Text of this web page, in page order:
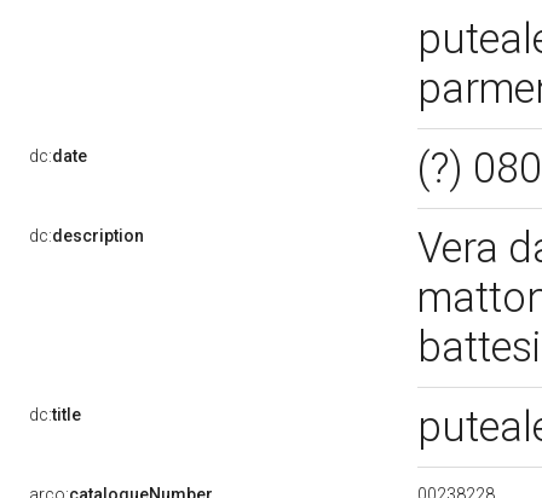
dc:date (?)
dc:description
Vera
dc:title
00238228